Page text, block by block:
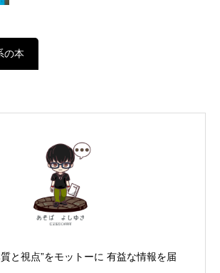
の本
と視点”をモットーに 有益な情報を届